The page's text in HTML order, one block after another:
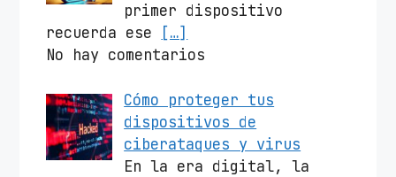
primer dispositivo
recuerda ese
[…]
No hay comentarios
Cómo proteger tus
dispositivos de
ciberataques y virus
En la era digital, la